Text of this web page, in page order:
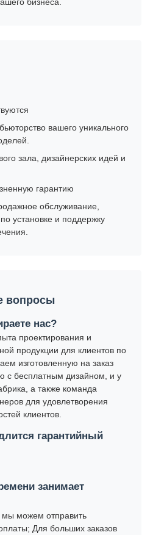
вашего уникального
зала, дизайнерских идей и
гарантию
обслуживание,
установке и поддержку
вопросы
нас?
проектирования и
продукции для клиентов по
изготовленную на заказ
с бесплатным дизайном, и у
а также команда
для удовлетворения
клиентов.
гарантийный
занимает
мы можем отправить
Для больших заказов